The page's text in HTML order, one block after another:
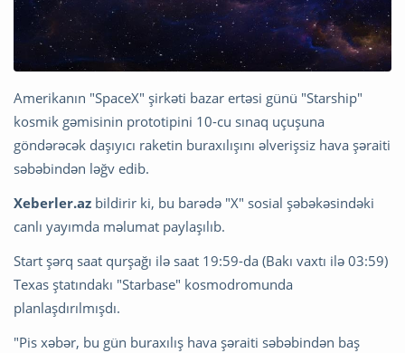
Amerikanın "SpaceX" şirkəti bazar ertəsi günü "Starship"
kosmik gəmisinin prototipini 10-cu sınaq uçuşuna
göndərəcək daşıyıcı raketin buraxılışını əlverişsiz hava şəraiti
səbəbindən ləğv edib.
Xeberler.az bildirir ki, bu barədə "X" sosial şəbəkəsindəki
canlı yayımda məlumat paylaşılıb.
Start şərq saat qurşağı ilə saat 19:59-da (Bakı vaxtı ilə 03:59)
Texas ştatındakı "Starbase" kosmodromunda
planlaşdırılmışdı.
"Pis xəbər, bu gün buraxılış hava şəraiti səbəbindən baş